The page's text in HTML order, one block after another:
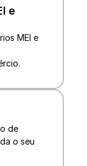
e
MEI e
de
o seu